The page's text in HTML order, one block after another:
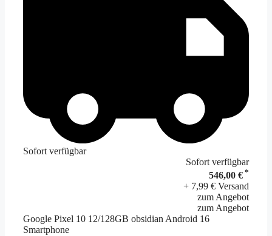
Sofort verfügbar
Sofort verfügbar
546,00 € *
+ 7,99 € Versand
zum Angebot
zum Angebot
Google Pixel 10 12/128GB obsidian Android 16
Smartphone